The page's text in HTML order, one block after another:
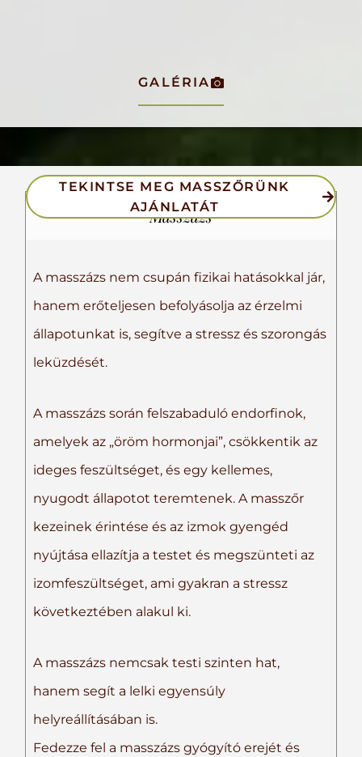
GALÉRIA
Masszázs
TEKINTSE MEG MASSZŐRÜNK
AJÁNLATÁT
A masszázs nem csupán fizikai hatásokkal jár,
hanem erőteljesen befolyásolja az érzelmi
állapotunkat is, segítve a stressz és szorongás
leküzdését.
A masszázs során felszabaduló endorfinok,
amelyek az „öröm hormonjai”, csökkentik az
ideges feszültséget, és egy kellemes,
nyugodt állapotot teremtenek. A masszőr
kezeinek érintése és az izmok gyengéd
nyújtása ellazítja a testet és megszünteti az
izomfeszültséget, ami gyakran a stressz
következtében alakul ki.
A masszázs nemcsak testi szinten hat,
hanem segít a lelki egyensúly
helyreállításában is.
Fedezze fel a masszázs gyógyító erejét és